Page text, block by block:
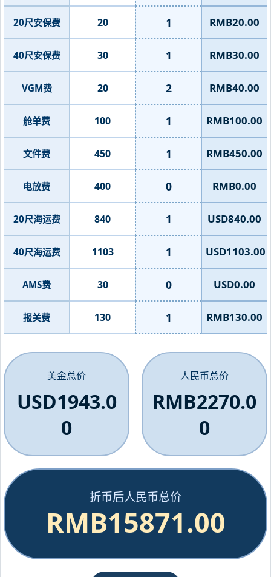
20尺安保费 20 1 RMB20.00
40尺安保费 30 1 RMB30.00
VGM费 20 2 RMB40.00
舱单费 100 1 RMB100.00
文件费 450 1 RMB450.00
电放费 400 0 RMB0.00
20尺海运费 840 1 USD840.00
40尺海运费 1103 1 USD1103.00
AMS费 30 0 USD0.00
报关费 130 1 RMB130.00
美金总价
USD1943.0
0
人民币总价
RMB2270.0
0
折币后人民币总价
RMB15871.00